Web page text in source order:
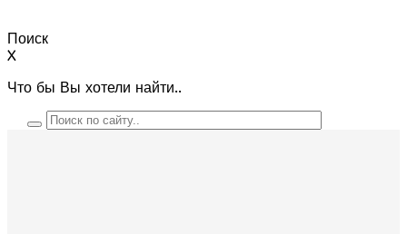
Поиск
X
Что бы Вы хотели найти..